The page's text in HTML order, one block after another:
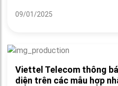
09/01/2025
Viettel Telecom thông
diện trên các mẫu hợp